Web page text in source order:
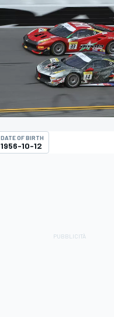
DATE OF BIRTH
1956-10-12